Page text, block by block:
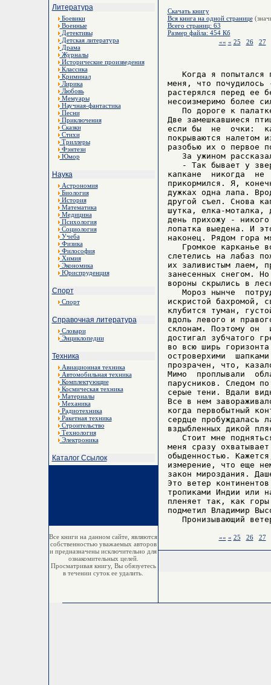
Литература
Боевики
Военные
Детективы
Детская литература
Драма
Журналы
Исторические произведения
Классика
Криминал
Лирика
Любовь
Мемуары
Научная-фантастика
Песни
Приключения
Сказки
Стихи
Триллеры
Фэнтези
Юмор
Наука
Астрономия
Биология
История
Математика
Медицина
Психология
Социология
Учеба
Физика
Философия
Химия
Экономика
Юриспруденция
Спорт
Спорт
Справочная литература
Словари
Энциклопедии
Техника
Авиационная техника
Автомобильная техника
Комплектующие
Космическая техника
Материалы
Механика
Радиотехника
Ракетная техника
Строительство
Технология
Электроника
Каталог Ссылок
Все книги на данном сайте, являются
собственностью уважаемых авторов
и предназначены исключительно для
ознакомительных целей.
Просматривая книгу, Вы обязуетесь
в течении суток ее удалить.
Скачать книгу
Вся книга на одной странице
Всего страниц: 63
Размер файла: 454 Кб
«« « 25 26 27
Когда я попытался
меня, что
растерялся перед ее
несоизмеримо более
По дороге к
Две замешкавшиеся
если бы  не  очки:
покрываются
разобью их о первое
За ужином
- Так бывает у
капкане  никогда
прикормился. Я,
дужках одна лапа.
другой съел. Снова
шутка, елка-моталка,
день прихожу -
лопатка выедена. И
наконец. Рядом гора
Громкое карканье
слетелись на лабаз
их заливистым лаем,
занесенных снегом.
вороны скрылись в
Мороз нынче
искристой бахромой,
клубится туман,
вдоль левого и
склонам. Поэтому он
достигал зубчатого
во всю ширь
островерхими
прозрачен, что,
Мимо  проплывали
парусников. Следом
серые тени. Вдали
Все в нем
когда первобытный
сердце пробуждалась
вздыбленных дикой
Стоит мне
меня сразу
обыденностью.
измерение, что еще
закон мироздания.
Это ветер
тропиками Индии или
пленяет так, как
подметил Владимир
«« « 25 26 27